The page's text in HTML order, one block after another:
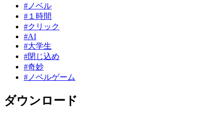
#ノベル
#１時間
#クリック
#AI
#大学生
#閉じ込め
#奇妙
#ノベルゲーム
ダウンロード